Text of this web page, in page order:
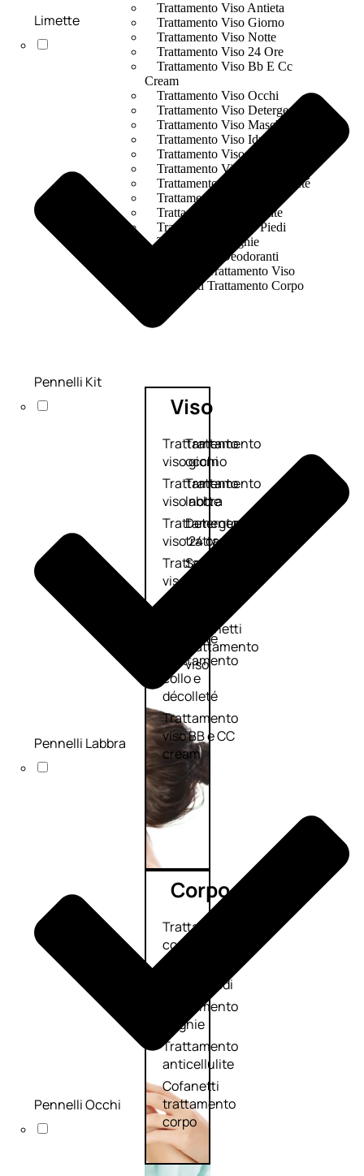
Trattamento Viso Antieta
Trattamento Viso Giorno
Trattamento Viso Notte
Trattamento Viso 24 Ore
Trattamento Viso Bb E Cc
Cream
Trattamento Viso Occhi
Trattamento Viso Detergenza
Trattamento Viso Maschere
Trattamento Viso Idratante
Trattamento Viso Labbra
Trattamento Viso Sieri
Trattamento Collo e Decolleté
Trattamento Corpo
Trattamento Anticellulite
Trattamento Mani e Piedi
Trattamento Unghie
Trattamento Deodoranti
Cofanetti Trattamento Viso
Cofanetti Trattamento Corpo
Viso
Trattamento
viso giorno
Trattamento
viso notte
Trattamento
viso 24 ore
Trattamento
viso antietà
Trattamento
idratante
Trattamento
collo e
décolleté
Trattamento
viso BB e CC
cream
Trattamento
occhi
Trattamento
labbra
Detergenti
trattanti
Scrub
Cofanetti
trattamento
viso
Corpo
Trattamento
corpo
Trattamento
mani e piedi
Trattamento
unghie
Trattamento
anticellulite
Cofanetti
trattamento
corpo
Limette
Pennelli Kit
Pennelli Labbra
Pennelli Occhi